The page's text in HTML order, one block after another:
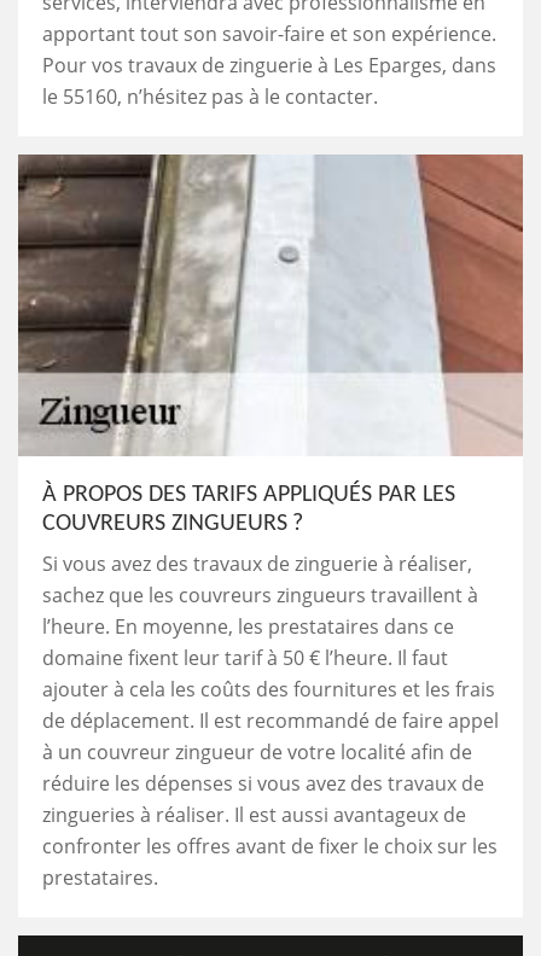
apportant tout son savoir-faire et son expérience.
Pour vos travaux de zinguerie à Les Eparges, dans
le 55160, n’hésitez pas à le contacter.
À PROPOS DES TARIFS APPLIQUÉS PAR LES
COUVREURS ZINGUEURS ?
Si vous avez des travaux de zinguerie à réaliser,
sachez que les couvreurs zingueurs travaillent à
l’heure. En moyenne, les prestataires dans ce
domaine fixent leur tarif à 50 € l’heure. Il faut
ajouter à cela les coûts des fournitures et les frais
de déplacement. Il est recommandé de faire appel
à un couvreur zingueur de votre localité afin de
réduire les dépenses si vous avez des travaux de
zingueries à réaliser. Il est aussi avantageux de
confronter les offres avant de fixer le choix sur les
prestataires.